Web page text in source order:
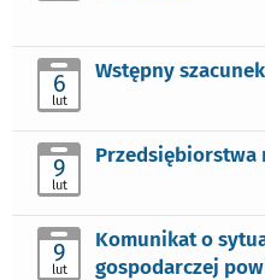
6
lut
Wstępny
9
lut
Przedsiębiorstwa
9
lut
Komunikat o
gospodarczej